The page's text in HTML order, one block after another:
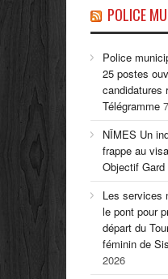
POLICE
Police
25 postes
candidatures
Télégramme
NÎMES Un
frappe au
Objectif Gard
Les services
le pont pour
départ du
féminin de
2026